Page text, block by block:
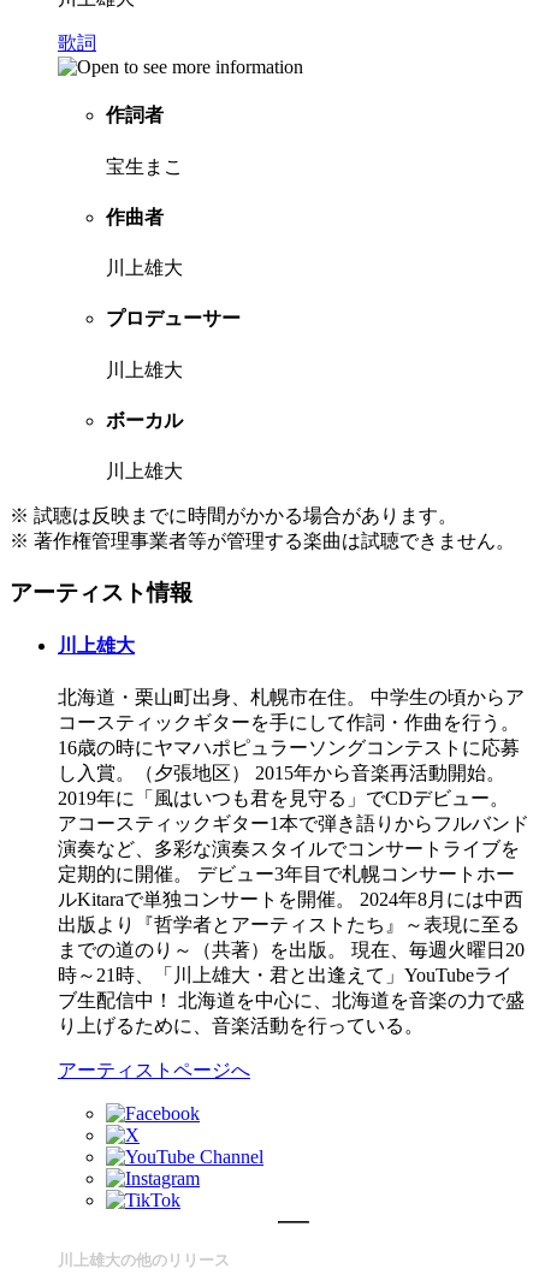
歌詞
作詞者
宝生まこ
作曲者
川上雄大
プロデューサー
川上雄大
ボーカル
川上雄大
※ 試聴は反映までに時間がかかる場合があります。
※ 著作権管理事業者等が管理する楽曲は試聴できません。
アーティスト情報
川上雄大
北海道・栗山町出身、札幌市在住。 中学生の頃からア
コースティックギターを手にして作詞・作曲を行う。
16歳の時にヤマハポピュラーソングコンテストに応募
し入賞。（夕張地区） 2015年から音楽再活動開始。
2019年に「風はいつも君を見守る」でCDデビュー。
アコースティックギター1本で弾き語りからフルバンド
演奏など、多彩な演奏スタイルでコンサートライブを
定期的に開催。 デビュー3年目で札幌コンサートホー
ルKitaraで単独コンサートを開催。 2024年8月には中西
出版より『哲学者とアーティストたち』～表現に至る
までの道のり～（共著）を出版。 現在、毎週火曜日20
時～21時、「川上雄大・君と出逢えて」YouTubeライ
ブ生配信中！ 北海道を中心に、北海道を音楽の力で盛
り上げるために、音楽活動を行っている。
アーティストページへ
川上雄大の他のリリース